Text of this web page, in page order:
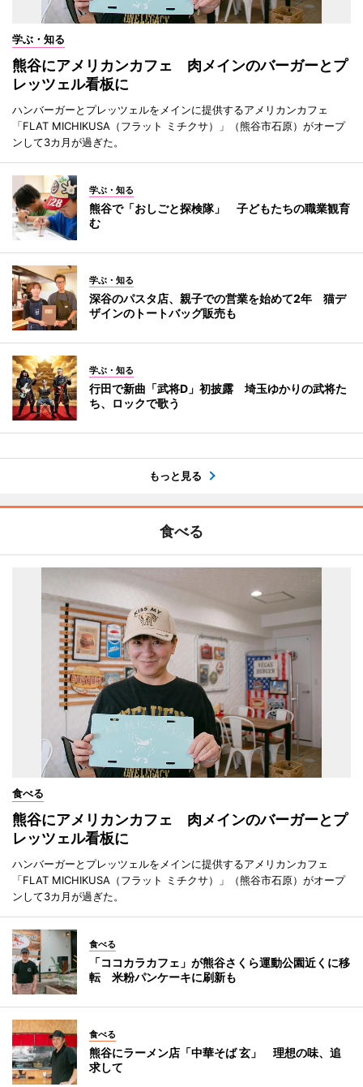
学ぶ・知る
熊谷にアメリカンカフェ 肉メインのバーガーとプ
レッツェル看板に
ハンバーガーとプレッツェルをメインに提供するアメリカンカフェ
「FLAT MICHIKUSA（フラット ミチクサ）」（熊谷市石原）がオープ
ンして3カ月が過ぎた。
学ぶ・知る
熊谷で「おしごと探検隊」 子どもたちの職業観育
む
学ぶ・知る
深谷のパスタ店、親子での営業を始めて2年 猫デ
ザインのトートバッグ販売も
学ぶ・知る
行田で新曲「武将D」初披露 埼玉ゆかりの武将た
ち、ロックで歌う
もっと見る
食べる
食べる
熊谷にアメリカンカフェ 肉メインのバーガーとプ
レッツェル看板に
ハンバーガーとプレッツェルをメインに提供するアメリカンカフェ
「FLAT MICHIKUSA（フラット ミチクサ）」（熊谷市石原）がオープ
ンして3カ月が過ぎた。
食べる
「ココカラカフェ」が熊谷さくら運動公園近くに移
転 米粉パンケーキに刷新も
食べる
熊谷にラーメン店「中華そば 玄」 理想の味、追
求して